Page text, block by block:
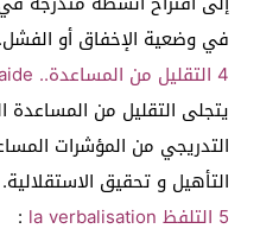
في وضعية الإخفاق أو الفشل.
4 التقليل من المساعدة.. Estompage de l’aide
يتجلى التقليل من
التدريجي من المؤشرات
التأهيل و تحقيق الاستقلالية.
5 التلفظ la verbalisation
: